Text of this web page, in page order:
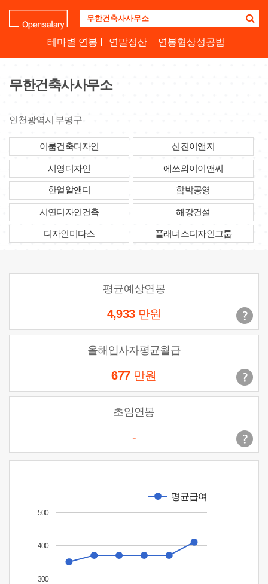
업
명
하
테마별 연봉 연말정산 연봉협상성공법
무한건축사사무소
인천광역시 부평구
이룸건축디자인 신진이앤지
시영디자인 에쓰와이이앤씨
한얼알앤디 함박공영
시연디자인건축 해강건설
디자인미다스 플래너스디자인그룹
평균예상연봉
4,933 만원
올해입사자평균월급
677 만원
초임연봉
-
평균급여
300
400
500